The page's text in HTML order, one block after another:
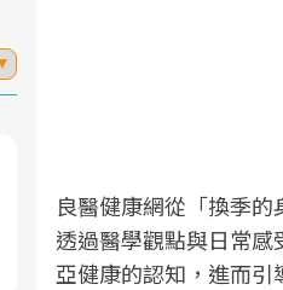
良醫健康網從「換季的
透過醫學觀點與日常
亞健康的認知，進而引